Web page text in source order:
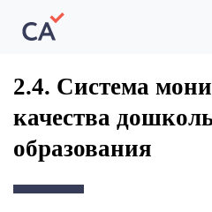
2.4. Система
качества
образования